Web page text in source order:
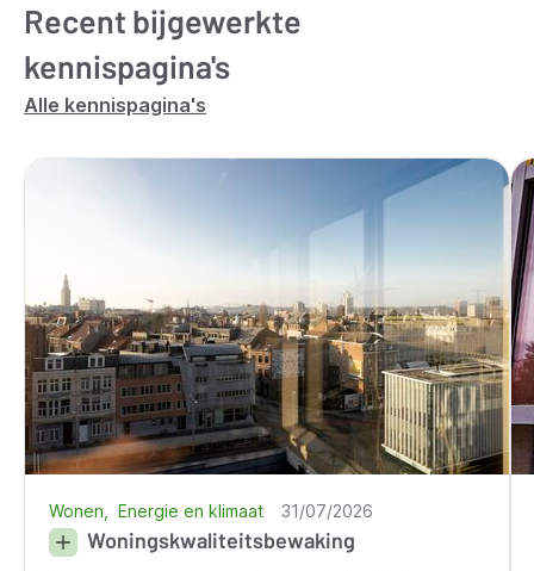
Recent bijgewerkte
kennispagina's
Alle kennispagina's
Woningskwaliteitsbewaking
Wonen Energie en klimaat 31/07/2026